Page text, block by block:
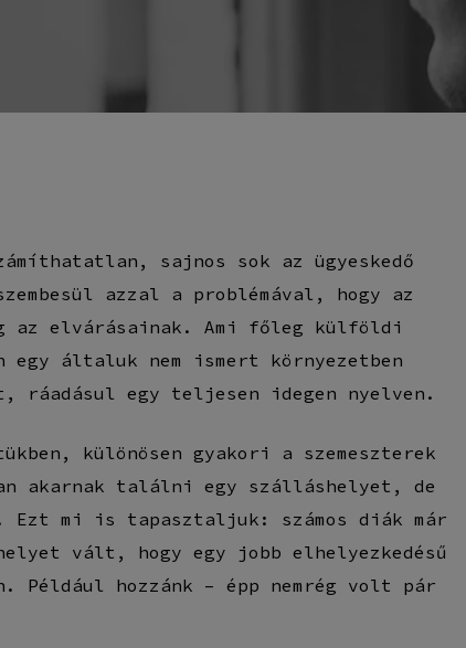
sajnos sok az ügyeskedő
azzal a problémával, hogy az
az elvárásainak. Ami főleg külföldi
általuk nem ismert környezetben
ráadásul egy teljesen idegen nyelven.
különösen gyakori a szemeszterek
akarnak találni egy szálláshelyet, de
Ezt mi is tapasztaljuk: számos diák már
vált, hogy egy jobb elhelyezkedésű
Például hozzánk – épp nemrég volt pár